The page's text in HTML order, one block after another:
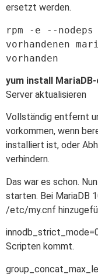
ersetzt werden.
rpm -e --nodeps
vorhandenen
vorhanden
yum install
Server aktualisieren
Vollständig entfernt
vorkommen, wenn
installiert ist, oder
verhindern.
Das war es schon.
starten. Bei MariaDB
/etc/my.cnf
Scripten kommt.